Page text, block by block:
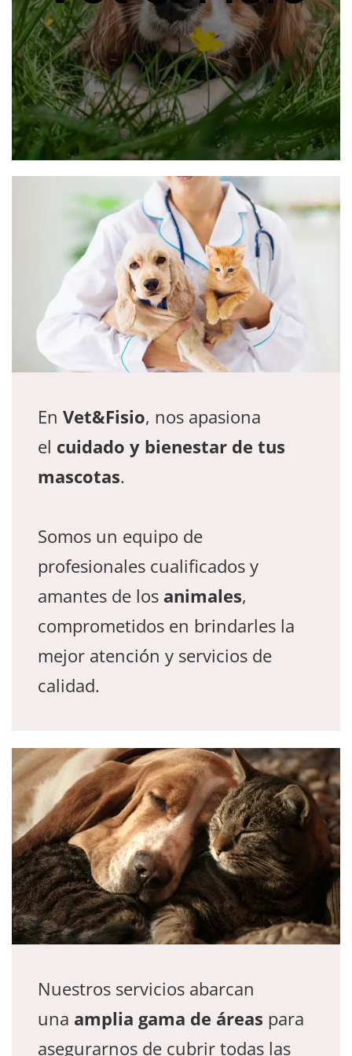
EnVet&Fisio, nos apasiona
el cuidado y bienestar de tus
mascotas.
Somos un equipo de
profesionales cualificados y
amantes de los animales,
comprometidos en brindarles la
mejor atención y servicios de
calidad.
Nuestros servicios abarcan
una amplia gama de áreas para
asegurarnos de cubrir todas las